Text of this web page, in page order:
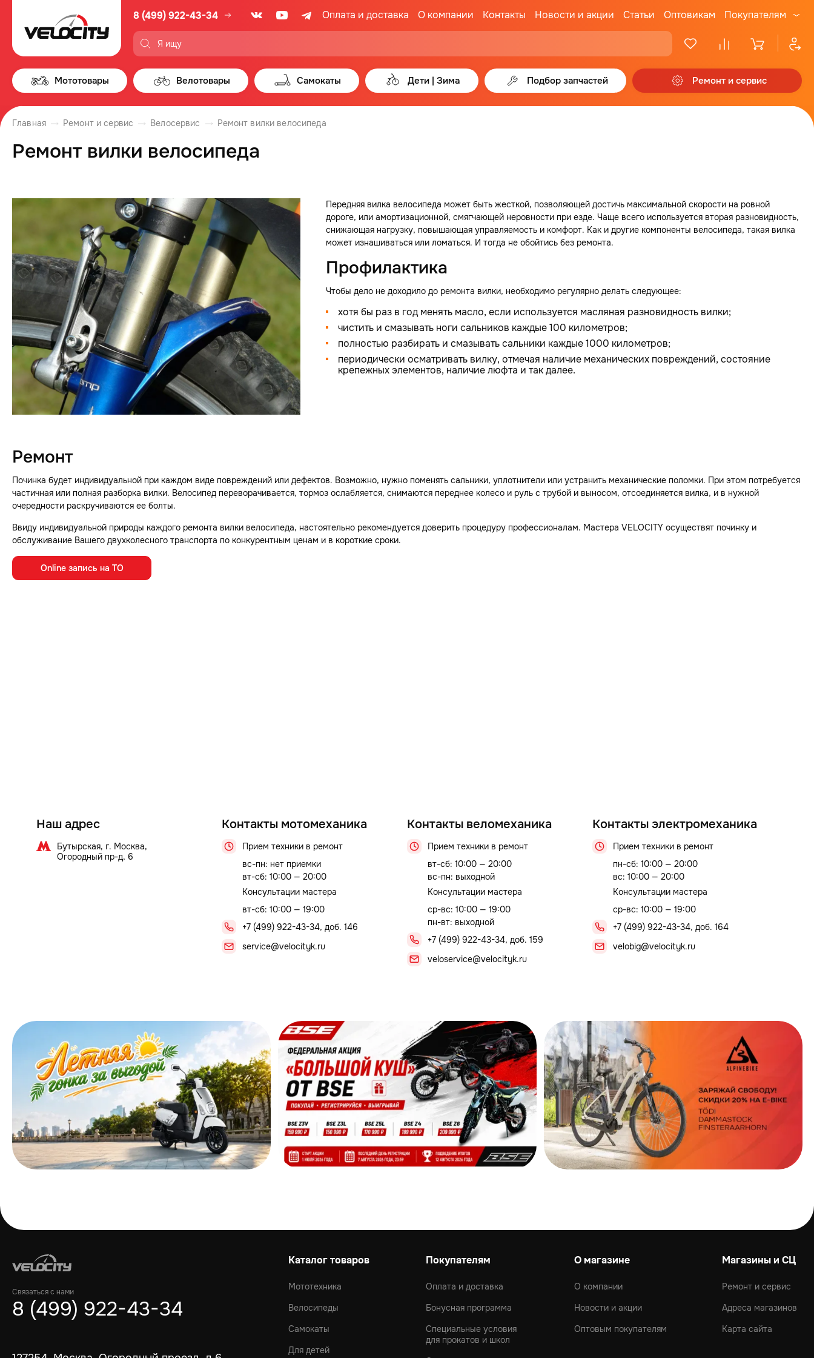
8 (499) 922-43-34 Оплата и доставка О компании Контакты Новости и акции Статьи Оптовикам Покупателям
Мототовары Велотовары Самокаты Дети | Зима Подбор запчастей Ремонт и сервис
Главная Ремонт и сервис Велосервис Ремонт вилки велосипеда
Ремонт вилки велосипеда
Передняя вилка велосипеда может быть жесткой, позволяющей достичь максимальной скорости на ровной
дороге, или амортизационной, смягчающей неровности при езде. Чаще всего используется вторая разновидность,
снижающая нагрузку, повышающая управляемость и комфорт. Как и другие компоненты велосипеда, такая вилка
может изнашиваться или ломаться. И тогда не обойтись без ремонта.
Профилактика
Чтобы дело не доходило до ремонта вилки, необходимо регулярно делать следующее:
хотя бы раз в год менять масло, если используется масляная разновидность вилки;
чистить и смазывать ноги сальников каждые 100 километров;
полностью разбирать и смазывать сальники каждые 1000 километров;
периодически осматривать вилку, отмечая наличие механических повреждений, состояние
крепежных элементов, наличие люфта и так далее.
Ремонт
Починка будет индивидуальной при каждом виде повреждений или дефектов. Возможно, нужно поменять сальники, уплотнители или устранить механические поломки. При этом потребуется
частичная или полная разборка вилки. Велосипед переворачивается, тормоз ослабляется, снимаются переднее колесо и руль с трубой и выносом, отсоединяется вилка, и в нужной
очередности раскручиваются ее болты.
Ввиду индивидуальной природы каждого ремонта вилки велосипеда, настоятельно рекомендуется доверить процедуру профессионалам. Мастера VELOCITY осуществят починку и
обслуживание Вашего двухколесного транспорта по конкурентным ценам и в короткие сроки.
Online запись на ТО
Наш адрес
Бутырская, г. Москва,
Огородный пр-д, 6
Контакты мотомеханика
Прием техники в ремонт
вс-пн: нет приемки
вт-сб: 10:00 — 20:00
Консультации мастера
вт-сб: 10:00 — 19:00
+7 (499) 922-43-34, доб. 146
service@velocityk.ru
Контакты веломеханика
Прием техники в ремонт
вт-сб: 10:00 — 20:00
вс-пн: выходной
Консультации мастера
ср-вс: 10:00 — 19:00
пн-вт: выходной
+7 (499) 922-43-34, доб. 159
veloservice@velocityk.ru
Контакты электромеханика
Прием техники в ремонт
пн-сб: 10:00 — 20:00
вс: 10:00 — 20:00
Консультации мастера
ср-вс: 10:00 — 19:00
+7 (499) 922-43-34, доб. 164
velobig@velocityk.ru
Связаться с нами
8 (499) 922-43-34
Каталог товаров
Мототехника
Велосипеды
Самокаты
Для детей
Покупателям
Оплата и доставка
Бонусная программа
Специальные условия
для прокатов и школ
О магазине
О компании
Новости и акции
Оптовым покупателям
Магазины и СЦ
Ремонт и сервис
Адреса магазинов
Карта сайта